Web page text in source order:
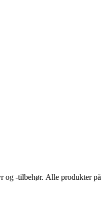
og -tilbehør. Alle produkter